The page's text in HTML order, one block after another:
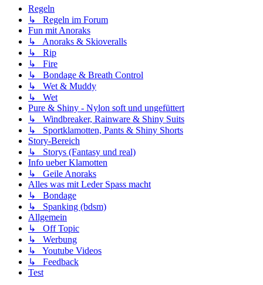
Regeln
↳ Regeln im Forum
Fun mit Anoraks
↳ Anoraks & Skioveralls
↳ Rip
↳ Fire
↳ Bondage & Breath Control
↳ Wet & Muddy
↳ Wet
Pure & Shiny - Nylon soft und ungefüttert
↳ Windbreaker, Rainware & Shiny Suits
↳ Sportklamotten, Pants & Shiny Shorts
Story-Bereich
↳ Storys (Fantasy und real)
Info ueber Klamotten
↳ Geile Anoraks
Alles was mit Leder Spass macht
↳ Bondage
↳ Spanking (bdsm)
Allgemein
↳ Off Topic
↳ Werbung
↳ Youtube Videos
↳ Feedback
Test